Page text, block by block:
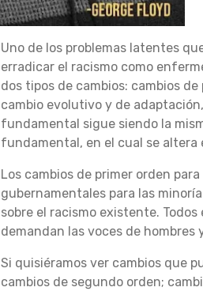
–
D
E
C
L
Uno de los problemas latentes
erradicar el racismo como
dos tipos de cambios: cambios
cambio evolutivo y de
fundamental sigue siendo la
fundamental, en el cual se
Los cambios de primer orden
gubernamentales para las
sobre el racismo existente.
demandan las voces de hombres
Si quisiéramos ver cambios que
cambios de segundo orden;